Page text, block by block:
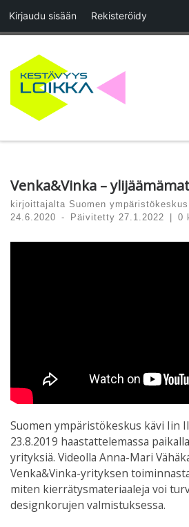
Kirjaudu sisään Rekisteröidy
Skip to content
Venka&Vinka –
kirjoittajalta Suomen ympäristökeskus
24.6.2020
- Päivitetty27.1.2022 0
Suomen ympäristökeskus kävi Iin
23.8.2019 haastattelemassa
yrityksiä. Videolla Anna-Mari
Venka&Vinka-yrityksen
miten kierrätysmateriaaleja voi
designkorujen valmistuksessa.